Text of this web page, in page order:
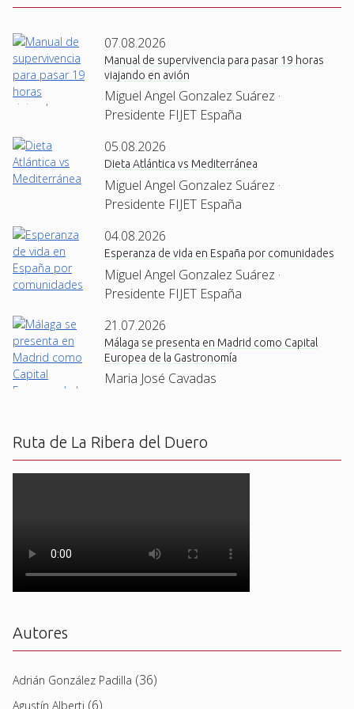
07.08.2026
Manual de supervivencia para pasar 19 horas
viajando en avión
Miguel Angel Gonzalez Suárez ·
Presidente FIJET España
05.08.2026
Dieta Atlántica vs Mediterránea
Miguel Angel Gonzalez Suárez ·
Presidente FIJET España
04.08.2026
Esperanza de vida en España por comunidades
Miguel Angel Gonzalez Suárez ·
Presidente FIJET España
21.07.2026
Málaga se presenta en Madrid como Capital
Europea de la Gastronomía
Maria José Cavadas
Ruta de La Ribera del Duero
Autores
Adrián González Padilla (36)
Agustín Alberti (6)